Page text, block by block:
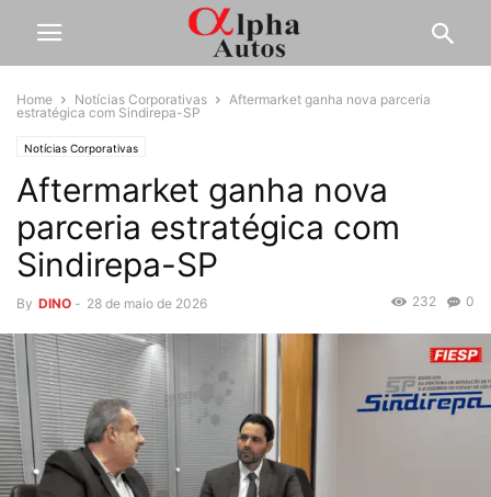
Home Notícias Corporativas
Aftermarket ganha nova parceria
estratégica com Sindirepa-SP
Notícias Corporativas
Aftermarket ganha nova
parceria estratégica com
Sindirepa-SP
By DINO - 28 de maio de 2026 0
232